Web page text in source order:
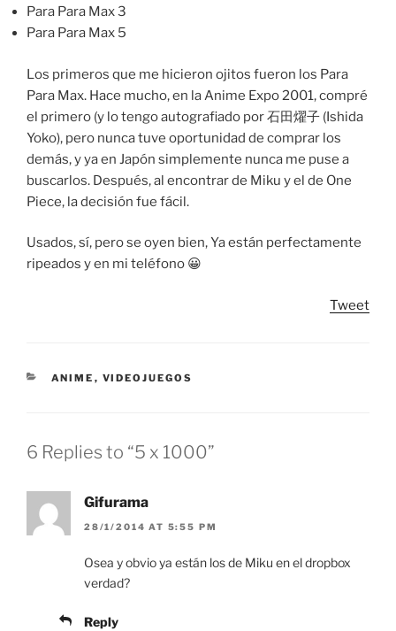
Para Para Max 3
Para Para Max 5
Los primeros que me hicieron ojitos fueron los Para
Para Max. Hace mucho, en la Anime Expo 2001, compré
el primero (y lo tengo autografiado por 石田燿子 (Ishida
Yoko), pero nunca tuve oportunidad de comprar los
demás, y ya en Japón simplemente nunca me puse a
buscarlos. Después, al encontrar de Miku y el de One
Piece, la decisión fue fácil.
Usados, sí, pero se oyen bien, Ya están perfectamente
ripeados y en mi teléfono 😀
Tweet
CATEGORIES
ANIME , VIDEOJUEGOS
6 Replies to “5 x 1000”
Gifurama
28/1/2014 AT 5:55 PM
Osea y obvio ya están los de Miku en el dropbox
verdad?
Reply